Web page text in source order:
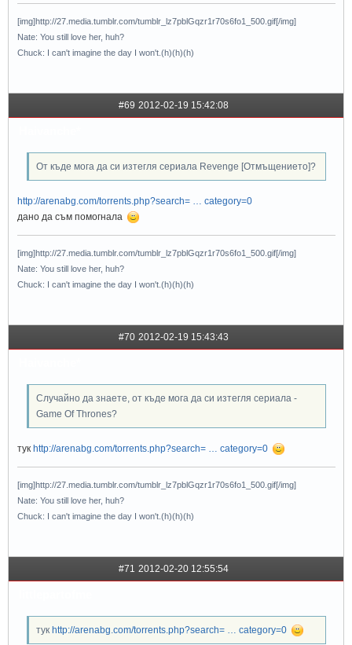
[img]http://27.media.tumblr.com/tumblr_lz7pblGqzr1r70s6fo1_500.gif[/img]
Nate: You still love her, huh?
Chuck: I can't imagine the day I won't.(h)(h)(h)
#69 2012-02-19 15:42:08
От къде мога да си изтегля сериала Revenge [Отмъщението]?
http://arenabg.com/torrents.php?search= … category=0
дано да съм помогнала
[img]http://27.media.tumblr.com/tumblr_lz7pblGqzr1r70s6fo1_500.gif[/img]
Nate: You still love her, huh?
Chuck: I can't imagine the day I won't.(h)(h)(h)
#70 2012-02-19 15:43:43
Случайно да знаете, от къде мога да си изтегля сериала -
Game Of Thrones?
тук http://arenabg.com/torrents.php?search= … category=0
[img]http://27.media.tumblr.com/tumblr_lz7pblGqzr1r70s6fo1_500.gif[/img]
Nate: You still love her, huh?
Chuck: I can't imagine the day I won't.(h)(h)(h)
#71 2012-02-20 12:55:54
тук http://arenabg.com/torrents.php?search= … category=0